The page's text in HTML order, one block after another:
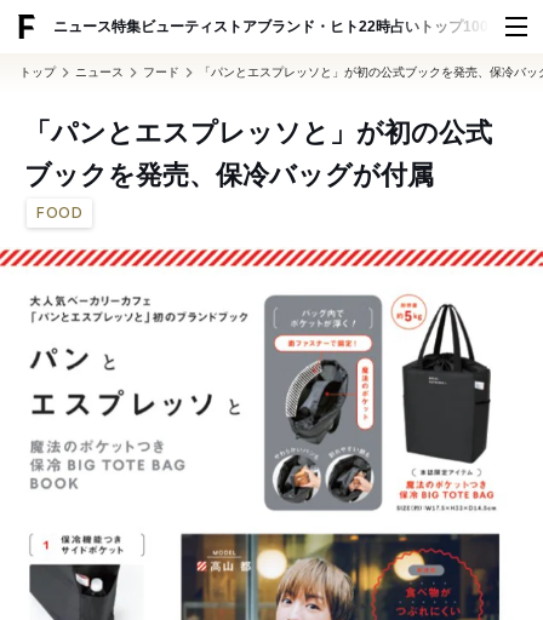
ニュース特集ビューティ ストアブランド・ヒト22時占い トップ100 スナッ
トップ ニュース フード 「パンとエスプレッソと」が初の公式ブックを発売、保冷バッ
「パンとエスプレッソと」が初の公式
ブックを発売、保冷バッグが付属
FOOD